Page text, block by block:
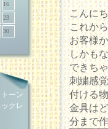
16
23
30
ーン
クレ
こんに
これか
お客様
しかも
できち
刺繍感
付ける
金具は
分まで